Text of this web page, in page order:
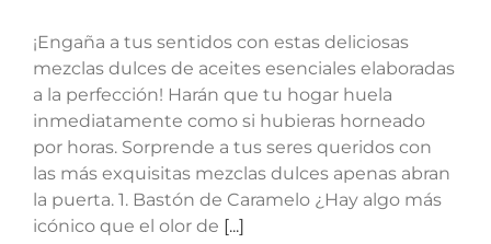
¡Engaña a tus sentidos con estas deliciosas
mezclas dulces de aceites esenciales elaboradas
a la perfección! Harán que tu hogar huela
inmediatamente como si hubieras horneado
por horas. Sorprende a tus seres queridos con
las más exquisitas mezclas dulces apenas abran
la puerta. 1. Bastón de Caramelo ¿Hay algo más
icónico que el olor de [...]